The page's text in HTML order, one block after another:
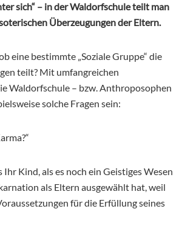
sich“ – in der Waldorfschule teilt man
Überzeugungen der Eltern.
eine bestimmte „Soziale Gruppe“ die
teilt? Mit umfangreichen
Waldorfschule – bzw. Anthroposophen
solche Fragen sein:
Ihr Kind, als es noch ein Geistiges Wesen
als Eltern ausgewählt hat, weil
für die Erfüllung seines